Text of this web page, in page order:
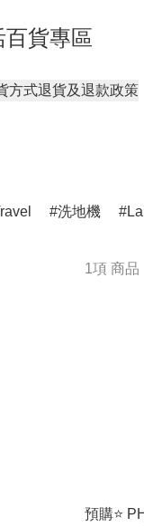
貨專區
方式退貨及退款政策
洗地機
1項 商品
預購⭐️